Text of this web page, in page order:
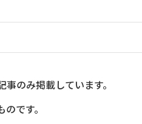
のみ掲載しています。
です。